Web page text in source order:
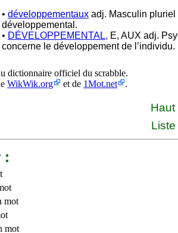
• développementaux adj. Masculin pluriel
développemental.
• DÉVELOPPEMENTAL, E, AUX adj.
concerne le développement de l’individu.
dictionnaire officiel du scrabble.
WikWik.org et de 1Mot.net .
Haut
:
mot
mot